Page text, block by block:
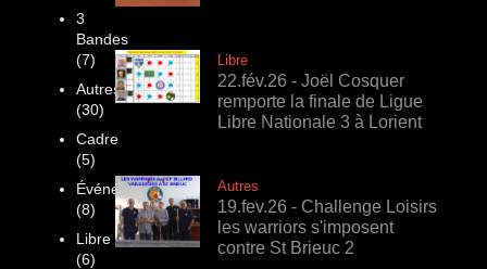
3
Bandes
(7)
Autres
(30)
Cadre
(5)
Événements
(8)
Libre
(6)
Libre
22.fév.26 - Joël Cosquer
remporte la finale de Ligue
Libre Nationale 3 à Lorient
Autres
19.fev.26 - Challenge Loisirs
les warriors s'imposent
contre St Brieuc 2